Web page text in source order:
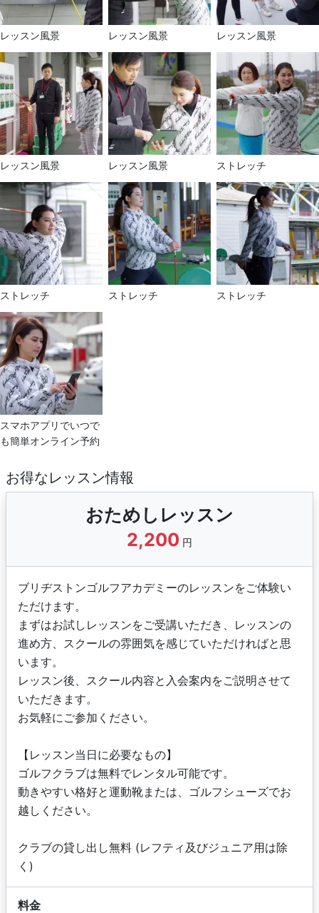
レッスン風景 レッスン風景 レッスン風景
レッスン風景 レッスン風景 ストレッチ
ストレッチ ストレッチ ストレッチ
スマホアプリでいつで
も簡単オンライン予約
お得なレッスン情報
おためしレッスン
2,200 円
ブリヂストンゴルフアカデミーのレッスンをご体験い
ただけます。
まずはお試しレッスンをご受講いただき、レッスンの
進め方、スクールの雰囲気を感じていただければと思
います。
レッスン後、スクール内容と入会案内をご説明させて
いただきます。
お気軽にご参加ください。
【レッスン当日に必要なもの】
ゴルフクラブは無料でレンタル可能です。
動きやすい格好と運動靴または、ゴルフシューズでお
越しください。
クラブの貸し出し無料 (レフティ及びジュニア用は除
く)
料金